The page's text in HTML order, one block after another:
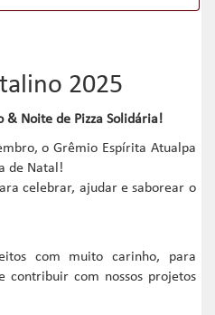
2025
& Noite de Pizza Solidária!
o Grêmio Espírita Atualpa
de Natal!
celebrar, ajudar e saborear o
com muito carinho, para
contribuir com nossos projetos